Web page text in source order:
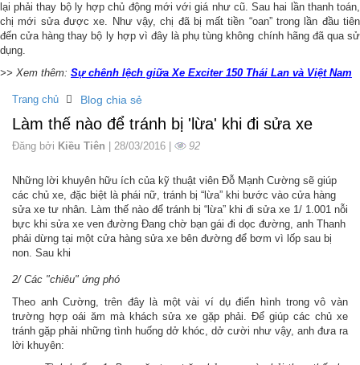
lại phải thay bộ ly hợp chủ động mới với giá như cũ. Sau hai lần thanh toán,
chị mới sửa được xe. Như vậy, chị đã bị mất tiền “oan” trong lần đầu tiên
đến cửa hàng thay bộ ly hợp vì đây là phụ tùng không chính hãng đã qua sử
dụng.
>> Xem thêm: Sự chênh lệch giữa Xe Exciter 150 Thái Lan và Việt Nam
Trang chủ Blog chia sẻ
Làm thế nào để tránh bị 'lừa' khi đi sửa xe
Đăng bởi Kiều Tiên | 28/03/2016 | 92
Những lời khuyên hữu ích của kỹ thuật viên Đỗ Mạnh Cường sẽ giúp
các chủ xe, đặc biệt là phái nữ, tránh bị “lừa” khi bước vào cửa hàng
sửa xe tư nhân. Làm thế nào để tránh bị “lừa” khi đi sửa xe 1/ 1.001 nỗi
bực khi sửa xe ven đường Đang chờ bạn gái đi dọc đường, anh Thanh
phải dừng tại một cửa hàng sửa xe bên đường để bơm vì lốp sau bị
non. Sau khi
2/ Các "chiêu" ứng phó
Theo anh Cường, trên đây là một vài ví dụ điển hình trong vô vàn
trường hợp oái ăm mà khách sửa xe gặp phải. Để giúp các chủ xe
tránh gặp phải những tình huống dở khóc, dở cười như vậy, anh đưa ra
lời khuyên: